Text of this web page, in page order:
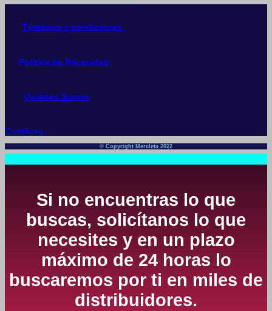
Términos y condiciones
Política de Privacidad
Quiénes Somos
Contacto
© Copyright Mercleta 2022
Si no encuentras lo que
buscas, solicítanos lo que
necesites y en un plazo
máximo de 24 horas lo
buscaremos por ti en miles de
distribuidores.